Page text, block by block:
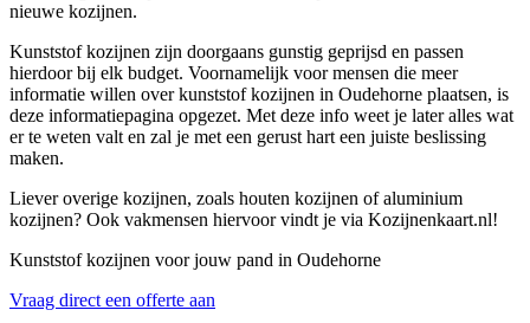
nieuwe kozijnen.
Kunststof kozijnen zijn doorgaans gunstig geprijsd en passen
hierdoor bij elk budget. Voornamelijk voor mensen die meer
informatie willen over kunststof kozijnen in Oudehorne plaatsen, is
deze informatiepagina opgezet. Met deze info weet je later alles wat
er te weten valt en zal je met een gerust hart een juiste beslissing
maken.
Liever overige kozijnen, zoals houten kozijnen of aluminium
kozijnen? Ook vakmensen hiervoor vindt je via Kozijnenkaart.nl!
Kunststof kozijnen voor jouw pand in Oudehorne
Vraag direct een offerte aan